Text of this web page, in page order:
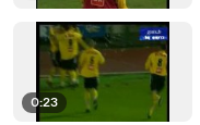
0:23